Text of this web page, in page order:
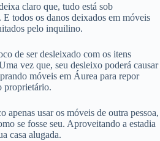
claro que, tudo está sob
todos os danos deixados em móveis
pelo inquilino.
de ser desleixado com os itens
vez que, seu desleixo poderá causar
móveis em Áurea para repor
proprietário.
apenas usar os móveis de outra pessoa,
se fosse seu. Aproveitando a estadia
casa alugada.